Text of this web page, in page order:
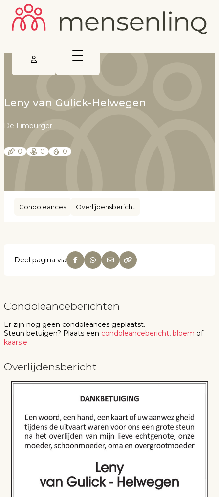
Leny van Gulick-Helwegen
De Limburger
0 0 0
Condoleances Overlijdensbericht
Deel pagina via
Condoleanceberichten
Er zijn nog geen condoleances geplaatst.
Steun betuigen? Plaats een condoleancebericht, bloem of
kaarsje
Overlijdensbericht